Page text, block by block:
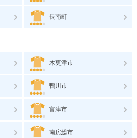
長南町
木更津市
鴨川市
富津市
南房総市